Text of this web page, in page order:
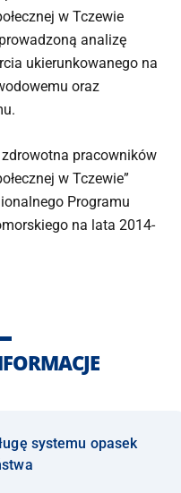
w Tczewie
analizę
ukierunkowanego na
oraz
pracowników
w Tczewie”
Programu
na lata 2014-
systemu opasek